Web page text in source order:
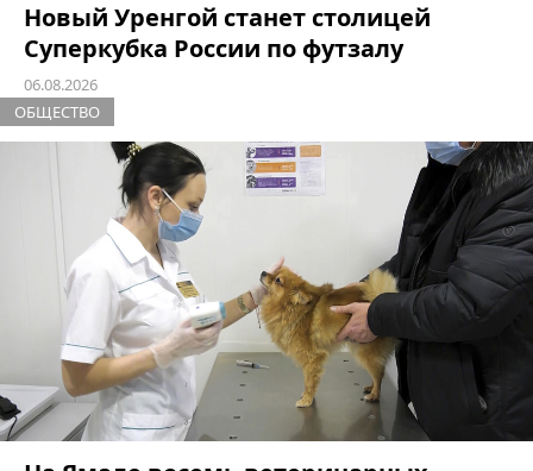
Новый Уренгой станет столицей
Суперкубка России по футзалу
06.08.2026
ОБЩЕСТВО